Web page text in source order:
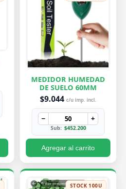
MEDIDOR HUMEDAD
DE SUELO 60MM
$9.044 c/u imp. incl.
− +
Sub: $452.200
Agregar al carrito
STOCK 100U